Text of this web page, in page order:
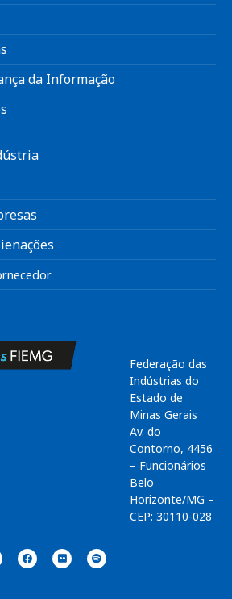
da Informação
Federação das
Indústrias do
Estado de
Minas Gerais
Av. do
Contorno, 4456
– Funcionários
Belo
Horizonte/MG –
CEP: 30110-028